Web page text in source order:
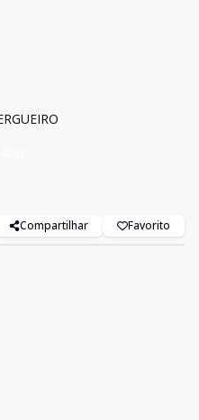
Compartilhar Favorito